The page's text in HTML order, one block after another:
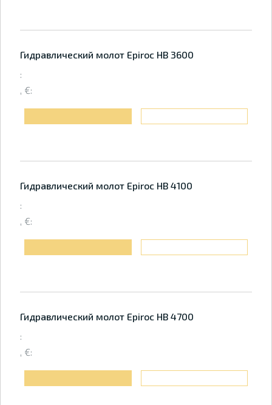
Гидравлический молот Epiroc HB 3600
:
, €:
Гидравлический молот Epiroc HB 4100
:
, €:
Гидравлический молот Epiroc HB 4700
:
, €: